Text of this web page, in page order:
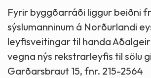
Fyrir byggðarráði liggur beiðni
sýslumanninum á Norðurlandi
leyfisveitingar til handa
vegna nýs rekstrarleyfis til sölu
Garðarsbraut 15, fnr. 215-2564